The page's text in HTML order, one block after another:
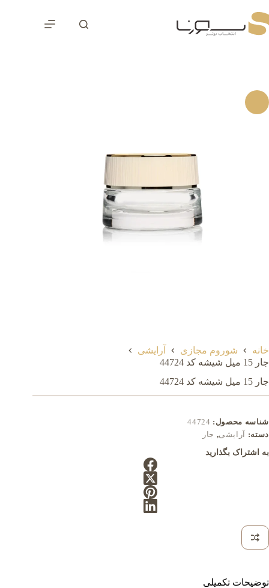
به
محتوا
خانه شوروم مجازی
آرایشی
جار 15 میل شيشه کد 44724
جار 15 میل شيشه کد 44724
شناسه محصول: 44724
دسته:
آرایشی, جار
به اشتراک بگذارید
توضیحات تکمیلی